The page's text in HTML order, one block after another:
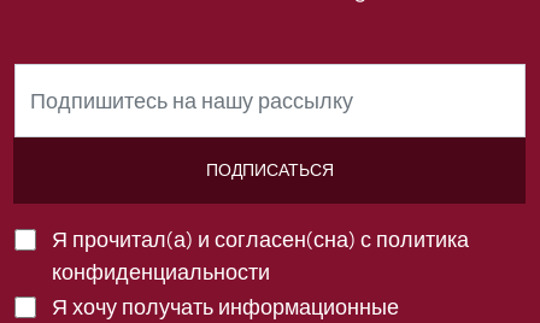
ПОДПИСАТЬСЯ
Я прочитал(а) и согласен(сна) с политика
конфиденциальности
Я хочу получать информационные